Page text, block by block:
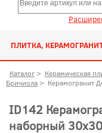
ПЛИТКА,
Каталог > Керамическая
Бричиола > Керамогранит
ID142
наборный